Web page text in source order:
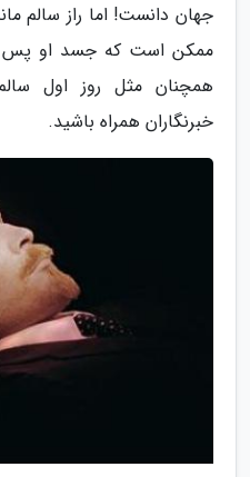
جهان دانست! اما راز سالم
همچنان مثل روز اول
خبرنگاران همراه باشید.